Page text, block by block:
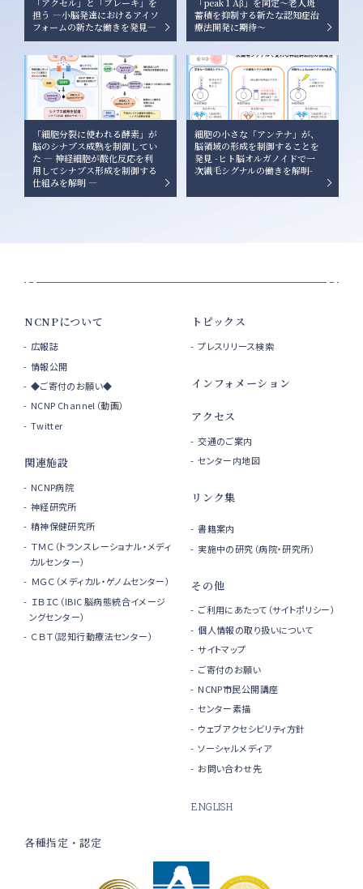
担う ―小脳発達におけるアイソ
フォームの新たな働きを発見―
蓄積を抑制する新たな認知症治
療法開発に期待〜
「細胞分裂に使われる酵素」が
脳のシナプス成熟を制御してい
た ― 神経細胞が酸化反応を利
用してシナプス形成を制御する
仕組みを解明 ―
細胞の小さな「アンテナ」が、
脳領域の形成を制御することを
発見 -ヒト脳オルガノイドで一
次繊毛シグナルの働きを解明-
NCNPについて
広報誌
情報公開
◆ご寄付のお願い◆
NCNP Channel（動画）
Twitter
関連施設
NCNP病院
神経研究所
精神保健研究所
ＴＭＣ（トランスレーショナル・メディ
カルセンター）
ＭＧＣ（メディカル・ゲノムセンター）
ＩＢＩＣ（IBIC 脳病態統合イメージ
ングセンター）
ＣＢＴ（認知行動療法センター）
トピックス
プレスリリース検索
インフォメーション
アクセス
交通のご案内
センター内地図
リンク集
書籍案内
実施中の研究（病院・研究所）
その他
ご利用にあたって（サイトポリシー）
個人情報の取り扱いについて
サイトマップ
ご寄付のお願い
NCNP市民公開講座
センター素描
ウェブアクセシビリティ方針
ソーシャルメディア
お問い合わせ先
ENGLISH
各種指定・認定